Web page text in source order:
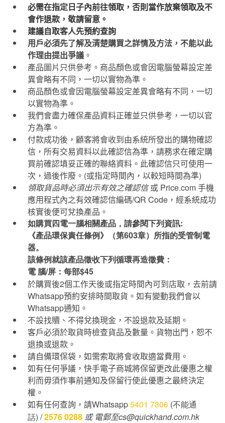
必需在指定日子內前往領取，否則當作放棄領取及不
會作退款，敬請留意。
建議自取客人先預約查詢
用戶必須先了解及清楚購買之詳情及方法，不能以此
作理由提出爭議 。
產品圖片只供參考。商品顏色或會因電腦螢幕設定差
異會略有不同，一切以實物為準。
商品顏色或會因電腦螢幕設定差異會略有不同，一切
以實物為準。
我們會盡力確保產品資料正確並只供參考，一切以官
方為準。
付款成功後，顧客將會收到由系統所發出的購物確認
信，所有交易資料以此確認信為準，請務求在確定購
買前確認填妥正確的聯絡資料。此確認信只可使用一
次，過後作廢。 (或指定時間內，以較短時間為準)
領取貨品時必須出示有效之確認信 或 Price.com手機
應用程式內之有效確認信編碼/QR Code ，經系統成功
核實後便可兌換產品。
如購買四電一腦相關產品，請參閱下列資訊:
《產品環保責任條例》（第603章）所指的受管制電
器。
該條例就該產品徵收下列循環再造徵費：
電 腦/屏：每部$45
於購買後2個工作天後或指定時間內可到店取，去前請
Whatsapp預約安排時間取貨。如有變動我們會以
Whatsapp通知。
不設找贖、不得兌換現金，不設退款及延期。
客戶必須於取貨時檢查貨品及數量。貨物出門，恕不
退換或退款。
請自備環保袋，如需索取將會收取適當費用。
如有任何爭議，快手電子商城將保留更改此優惠之權
利而毋須作事前通知及保留行使此優惠之最終決定
權。
如有任何查詢，請Whatsapp5401 7306 (不能通
話) /2576 0288 或 電郵至cs@quickhand.com.hk